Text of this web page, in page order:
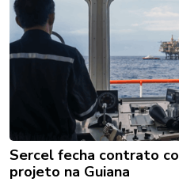
Sercel fecha contrato
projeto na Guiana